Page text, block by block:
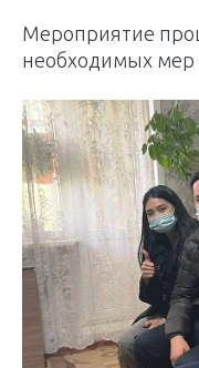
Мероприятие
необходимых мер